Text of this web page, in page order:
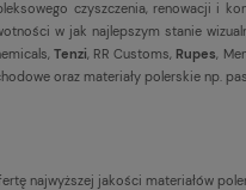
czyszczenia, renowacji i
w jak najlepszym stanie
Tenzi , RR Customs, Rupes ,
oraz materiały polerskie np.
najwyższej jakości materiałów